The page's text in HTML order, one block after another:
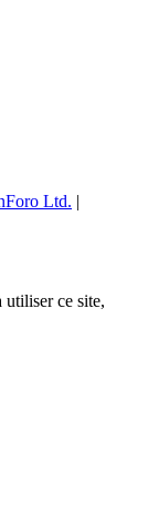
Ltd. |
utiliser ce site,